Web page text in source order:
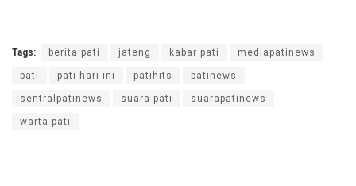
Tags: berita pati jateng kabar pati mediapatinews
pati pati hari ini patihits patinews
sentralpatinews suara pati suarapatinews
warta pati